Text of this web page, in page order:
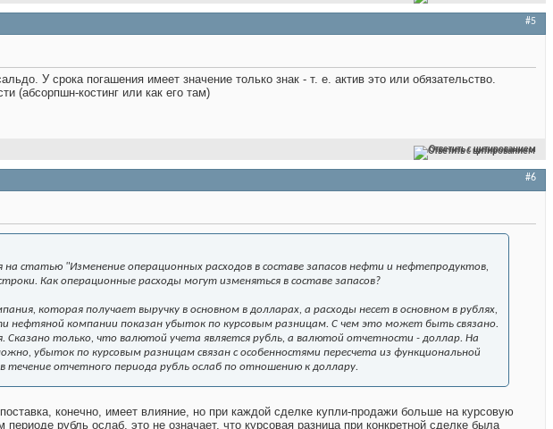
#5
У срока погашения имеет значение только знак - т. е. актив это или обязательство.
(абсорпшн-костинг или как его там)
Ответить с цитированием
#6
на статью "Изменение операционных расходов в составе запасов нефти и нефтепродуктов,
Как операционные расходы могут изменяться в составе запасов?
которая получает выручку в основном в долларах, а расходы несет в основном в рублях,
нефтяной компании показан убыток по курсовым разницам. С чем это может быть связано.
только, что валютой учета является рубль, а валютой отчетности - доллар. На
убыток по курсовым разницам связан с особенностями пересчета из функциональной
отчетного периода рубль ослаб по отношению к доллару.
конечно, имеет влияние, но при каждой сделке купли-продажи больше на курсовую
рубль ослаб, это не означает, что курсовая разница при конкретной сделке была